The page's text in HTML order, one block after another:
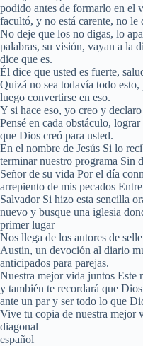
podido antes de formarlo en el
facultó, y no está carente, no le
No deje que los no digas, lo
palabras, su visión, vayan a la
dice que es.
Él dice que usted es fuerte,
Quizá no sea todavía todo
luego convertirse en eso.
Y si hace eso, yo creo y
Pensé en cada obstáculo,
que Dios creó para usted.
En el nombre de Jesús Si lo
terminar nuestro programa Sin
Señor de su vida Por el día
arrepiento de mis pecados
Salvador Si hizo esta sencilla
nuevo y busque una iglesia
primer lugar
Nos llega de los autores de
Austin, un devoción al diario
anticipados para parejas.
Nuestra mejor vida juntos Este
y también te recordará que
ante un par y ser todo lo que
Vive tu copia de nuestra mejor
diagonal
español